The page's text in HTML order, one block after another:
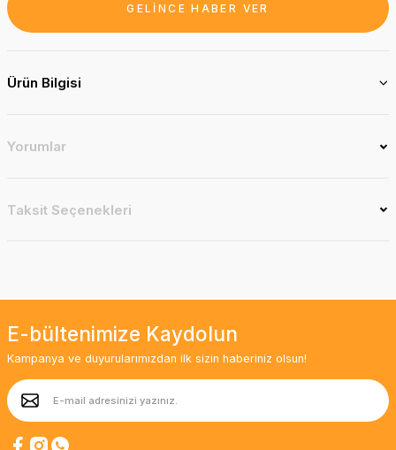
GELİNCE HABER VER
Ürün Bilgisi
Yorumlar
Taksit Seçenekleri
E-bültenimize Kaydolun
Kampanya ve duyurularımızdan ilk sizin haberiniz olsun!